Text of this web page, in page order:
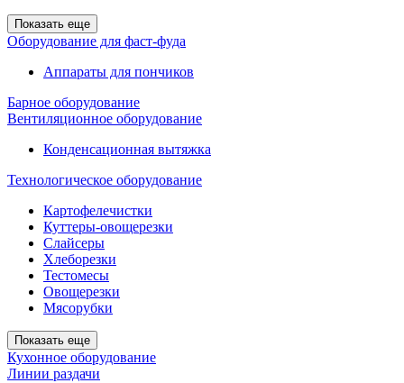
Показать еще
Оборудование для фаст-фуда
Аппараты для пончиков
Барное оборудование
Вентиляционное оборудование
Конденсационная вытяжка
Технологическое оборудование
Картофелечистки
Куттеры-овощерезки
Слайсеры
Хлеборезки
Тестомесы
Овощерезки
Мясорубки
Показать еще
Кухонное оборудование
Линии раздачи